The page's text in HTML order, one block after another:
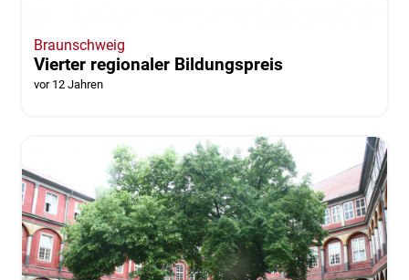
Braunschweig
Vierter regionaler Bildungspreis
vor 12 Jahren